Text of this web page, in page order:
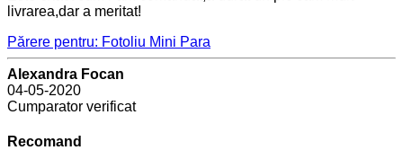
livrarea,dar a meritat!
Părere pentru: Fotoliu Mini Para
Alexandra Focan
04-05-2020
Cumparator verificat
Recomand